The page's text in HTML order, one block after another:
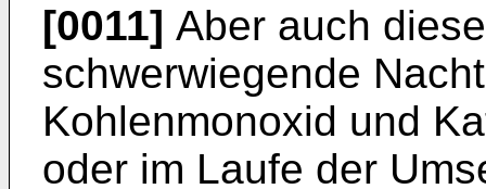
[0011] Aber auch
schwerwiegende
Kohlenmonoxid und
oder im Laufe der